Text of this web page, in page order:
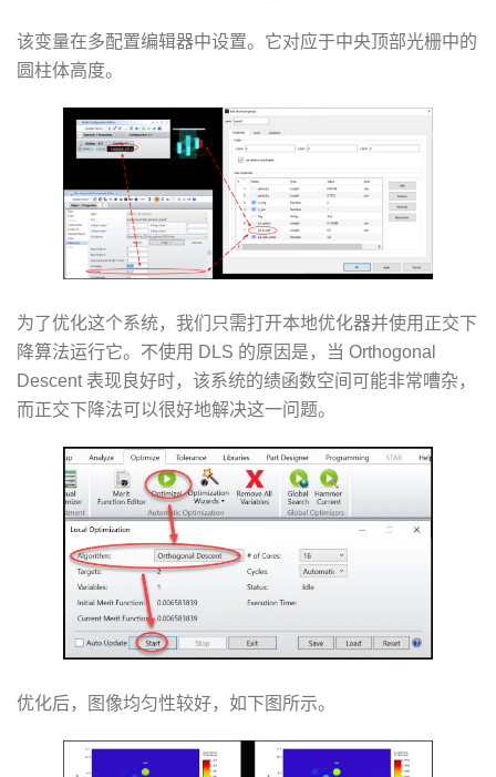
该变量在多配置编辑器中设置。它对应于中央顶部光栅中的
圆柱体高度。
为了优化这个系统，我们只需打开本地优化器并使用正交下
降算法运行它。不使用 DLS 的原因是，当 Orthogonal
Descent 表现良好时，该系统的绩函数空间可能非常嘈杂，
而正交下降法可以很好地解决这一问题。
优化后，图像均匀性较好，如下图所示。